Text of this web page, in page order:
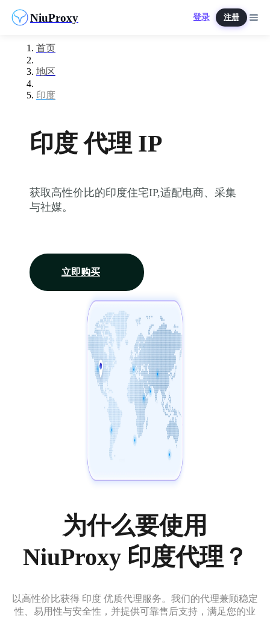
NiuProxy 登录 注册
首页
地区
印度
印度 代理 IP
获取高性价比的印度住宅IP,适配电商、采集
与社媒。
立即购买
为什么要使用
NiuProxy 印度代理？
以高性价比获得 印度 优质代理服务。我们的代理兼顾稳定
性、易用性与安全性，并提供可靠售后支持，满足您的业